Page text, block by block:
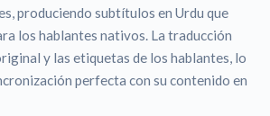
produciendo subtítulos en Urdu que
los hablantes nativos. La traducción
y las etiquetas de los hablantes, lo
perfecta con su contenido en